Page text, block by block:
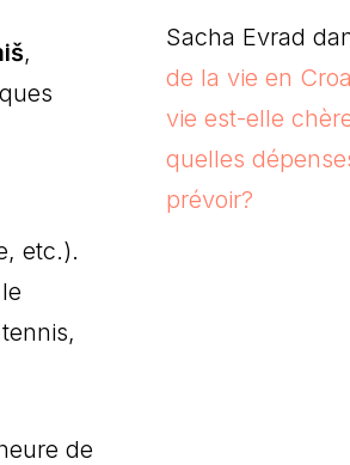
,
etc.).
de
Sacha Evrad
de la vie en
vie est-elle
quelles
prévoir?